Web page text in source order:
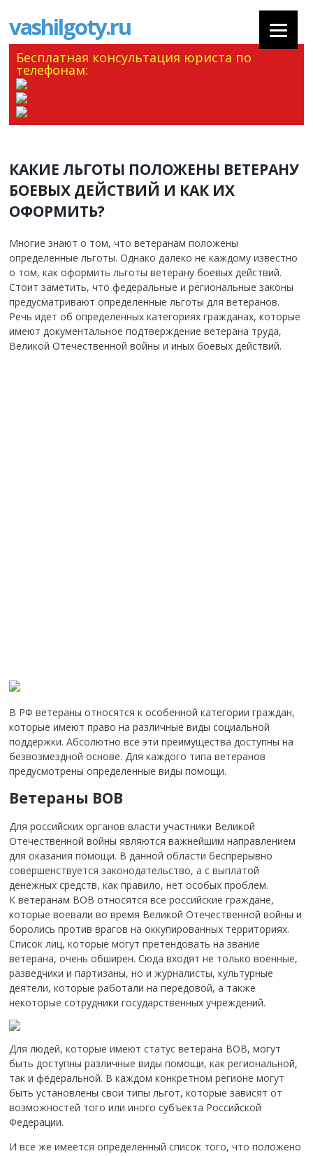
vashilgoty.ru
Бесплатная консультация юриста по
телефонам:
КАКИЕ ЛЬГОТЫ ПОЛОЖЕНЫ ВЕТЕРАНУ
БОЕВЫХ ДЕЙСТВИЙ И КАК ИХ
ОФОРМИТЬ?
Многие знают о том, что ветеранам положены
определенные льготы. Однако далеко не каждому известно
о том, как оформить льготы ветерану боевых действий.
Стоит заметить, что федеральные и региональные законы
предусматривают определенные льготы для ветеранов.
Речь идет об определенных категориях гражданах, которые
имеют документальное подтверждение ветерана труда,
Великой Отечественной войны и иных боевых действий.
В РФ ветераны относятся к особенной категории граждан,
которые имеют право на различные виды социальной
поддержки. Абсолютно все эти преимущества доступны на
безвозмездной основе. Для каждого типа ветеранов
предусмотрены определенные виды помощи.
Ветераны ВОВ
Для российских органов власти участники Великой
Отечественной войны являются важнейшим направлением
для оказания помощи. В данной области беспрерывно
совершенствуется законодательство, а с выплатой
денежных средств, как правило, нет особых проблем.
К ветеранам ВОВ относятся все российские граждане,
которые воевали во время Великой Отечественной войны и
боролись против врагов на оккупированных территориях.
Список лиц, которые могут претендовать на звание
ветерана, очень обширен. Сюда входят не только военные,
разведчики и партизаны, но и журналисты, культурные
деятели, которые работали на передовой, а также
некоторые сотрудники государственных учреждений.
Для людей, которые имеют статус ветерана ВОВ, могут
быть доступны различные виды помощи, как региональной,
так и федеральной. В каждом конкретном регионе могут
быть установлены свои типы льгот, которые зависят от
возможностей того или иного субъекта Российской
Федерации.
И все же имеется определенный список того, что положено